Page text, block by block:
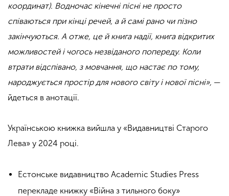
координат). Водночас кінечні пісні не просто
співаються при кінці речей, а й самі рано чи пізно
закінчуються. А отже, це й книга надії, книга відкритих
можливостей і чогось незвіданого попереду. Коли
втрати відспівано, з мовчання, що настає по тому,
народжується простір для нового світу і нової пісні», —
йдеться в анотації.
Українською книжка вийшла у «Видавництві Старого
Лева» у 2024 році.
Естонське видавництво Academic Studies Press
перекладе книжку «Війна з тильного боку»